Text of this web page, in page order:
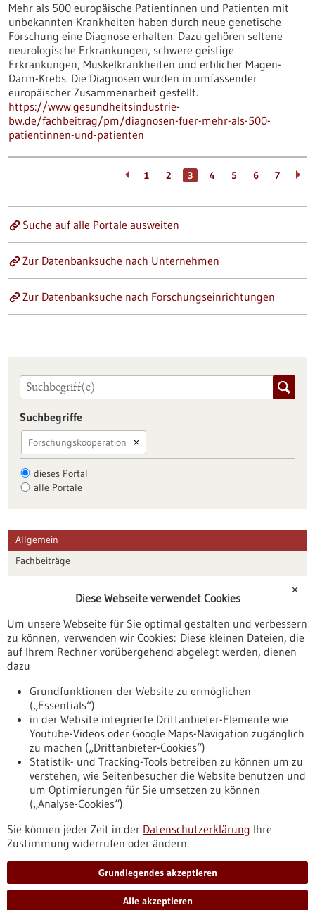
Mehr als 500 europäische Patientinnen und Patienten mit
unbekannten Krankheiten haben durch neue genetische
Forschung eine Diagnose erhalten. Dazu gehören seltene
neurologische Erkrankungen, schwere geistige
Erkrankungen, Muskelkrankheiten und erblicher Magen-
Darm-Krebs. Die Diagnosen wurden in umfassender
europäischer Zusammenarbeit gestellt.
https://www.gesundheitsindustrie-
bw.de/fachbeitrag/pm/diagnosen-fuer-mehr-als-500-
patientinnen-und-patienten
1 2 3 4 5 6 7
Suche auf alle Portale ausweiten
Zur Datenbanksuche nach Unternehmen
Zur Datenbanksuche nach Forschungseinrichtungen
Suchbegriffe
Forschungskooperation
dieses Portal
alle Portale
Allgemein
Fachbeiträge
Veranstaltungen
Erscheinungsdatum
Nach oben
Informiert bleiben
Newsletter abonnieren
✕
Diese Webseite verwendet Cookies
Um unsere Webseite für Sie optimal gestalten und verbessern
zu können, verwenden wir Cookies: Diese kleinen Dateien, die
auf Ihrem Rechner vorübergehend abgelegt werden, dienen
dazu
Grundfunktionen der Website zu ermöglichen
(„Essentials“)
in der Website integrierte Drittanbieter-Elemente wie
Youtube-Videos oder Google Maps-Navigation zugänglich
zu machen („Drittanbieter-Cookies“)
Statistik- und Tracking-Tools betreiben zu können um zu
verstehen, wie Seitenbesucher die Website benutzen und
um Optimierungen für Sie umsetzen zu können
(„Analyse-Cookies“).
Sie können jeder Zeit in der Datenschutzerklärung Ihre
Zustimmung widerrufen oder ändern.
Grundlegendes akzeptieren
Alle akzeptieren